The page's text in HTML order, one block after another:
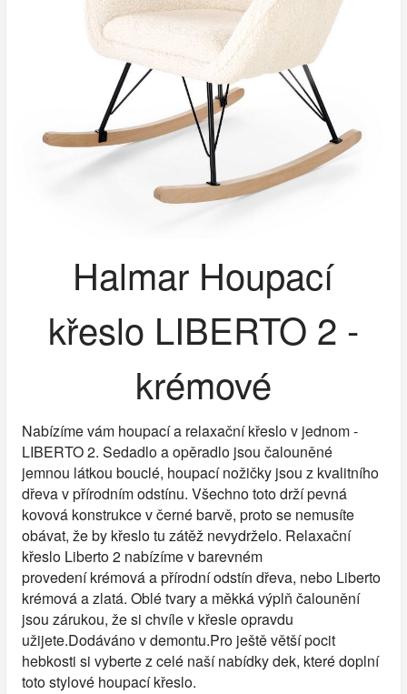
Halmar Houpací
křeslo LIBERTO 2 -
krémové
Nabízíme vám houpací a relaxační křeslo v jednom -
LIBERTO 2. Sedadlo a opěradlo jsou čalouněné
jemnou látkou bouclé, houpací nožičky jsou z kvalitního
dřeva v přírodním odstínu. Všechno toto drží pevná
kovová konstrukce v černé barvě, proto se nemusíte
obávat, že by křeslo tu zátěž nevydrželo. Relaxační
křeslo Liberto 2 nabízíme v barevném
provedení krémová a přírodní odstín dřeva, nebo Liberto
krémová a zlatá. Oblé tvary a měkká výplň čalounění
jsou zárukou, že si chvíle v křesle opravdu
užijete.Dodáváno v demontu.Pro ještě větší pocit
hebkosti si vyberte z celé naší nabídky dek, které doplní
toto stylové houpací křeslo.